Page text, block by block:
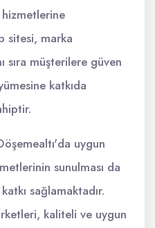
sitesi, marka
sıra müşterilere güven
katkıda
uygun
sunulması da
sağlamaktadır.
kaliteli ve uygun